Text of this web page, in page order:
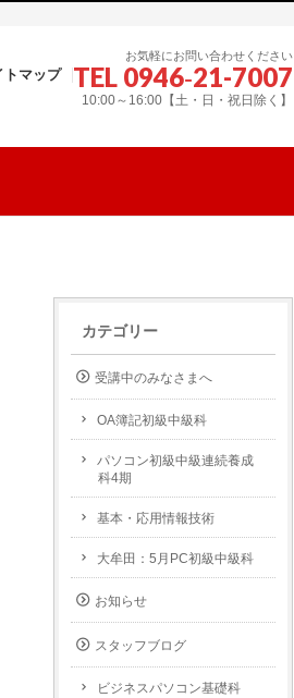
お気軽にお問い合わせください
TEL 0946‐21-7007
10:00～16:00【土・日・祝日除く】
トマップ
カテゴリー
受講中のみなさまへ
OA簿記初級中級科
パソコン初級中級連続養成
科4期
基本・応用情報技術
大牟田：5月PC初級中級科
お知らせ
スタッフブログ
ビジネスパソコン基礎科